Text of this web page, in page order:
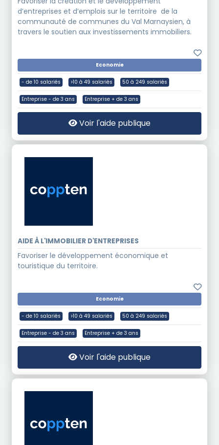
d’entreprises et d’emplois sur le territoire de la
communauté de communes du Val Marnaysien, à
travers le soutien aux investissements immobiliers.
Economie
- de 10 salariés >10 à 49 salariés 50 à 249 salariés
Entreprise - de 3 ans Entreprise + de 3 ans
Voir l'aide publique
AIDE À L'IMMOBILIER D'ENTREPRISES
Favoriser le développement économique et
touristique du territoire.
Economie
- de 10 salariés >10 à 49 salariés 50 à 249 salariés
Entreprise - de 3 ans Entreprise + de 3 ans
Voir l'aide publique